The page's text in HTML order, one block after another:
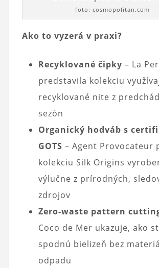
foto: cosmopolitan.com
Ako to vyzerá v praxi?
Recyklované čipky – La
predstavila kolekciu
recyklované nite z
sezón
Organický hodváb s
GOTS – Agent Provocateur
kolekciu Silk Origins
výlučne z prírodných,
zdrojov
Zero-waste pattern
Coco de Mer ukazuje, ako
spodnú bielizeň bez
odpadu